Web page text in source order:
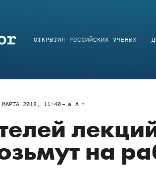
ОТКРЫТИЯ РОССИЙСКИХ УЧЕНЫХ
МАРТА 2018, 11:40 a A
на